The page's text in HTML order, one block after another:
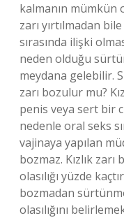
kalmanın mümkün
zarı yırtılmadan
sırasında ilişki
neden olduğu
meydana gelebilir.
zarı bozulur mu?
penis veya sert bir
nedenle oral seks
vajinaya yapılan
bozmaz. Kızlık
olasılığı yüzde
bozmadan
olasılığını